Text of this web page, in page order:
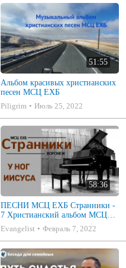
51:55
Альбом красивых христианских
песен МСЦ ЕХБ
Piligrim
Июль 25, 2022
58:36
ПЕСНИ МСЦ ЕХБ Странники -
7 Христианский альбом МСЦ
ЕХБ
Evangelist Февраль 7, 2022